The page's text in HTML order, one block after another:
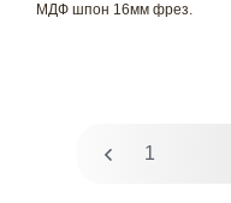
МДФ шпон 16мм фрез.
1